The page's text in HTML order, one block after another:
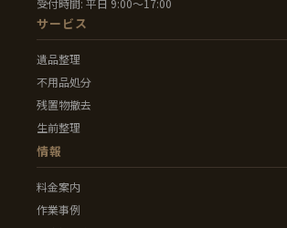
受付時間: 平日 9:00〜17:00
サービス
遺品整理
不用品処分
残置物撤去
生前整理
情報
料金案内
作業事例